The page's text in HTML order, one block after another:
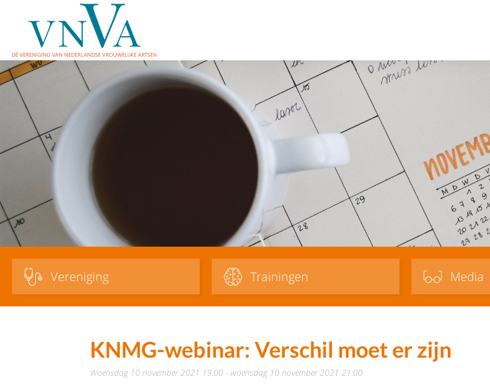
Vereniging Trainingen Media
KNMG-webinar: Verschil moet er zijn
woensdag 10 november 2021 19:00 - woensdag 10 november 2021 21:00